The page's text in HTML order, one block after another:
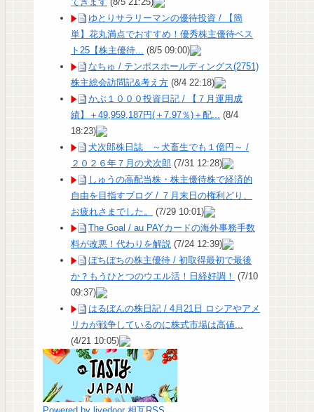
ゆとりサラリーマンの優待投資 / 【簡
単】花丸満点でおすすめ！優秀株主優待ベス
ト25【株主優待...
(8/5 09:00)
なちゅ / テンポスホールディングス(2751)
株主総会訪問記&考え方 (8/4 22:18)
かぶ１０００投資日記 / 【７月運用成
績】＋49,959,187円(＋7.97％)＋配...
(8/4
18:23)
犬次郎株日誌 ～犬畜生でも１億円～ /
２０２６年７月の犬次郎 (7/31 12:28)
しゅうの高配当株・株主優待株で経済的
自由を目指すブログ / ７月末日の権利どり、
お疲れさまでした。
(7/29 10:01)
The Goal / au PAYカードの海外事務手数
料が改悪！代わりを解説 (7/24 12:39)
ぼちぼちの株主優待 / 初取得最初で最後
か？もうひとつのウエル活！日経好調！ (7/10
09:37)
はるぼんの株日記 / 4月21日 ロシアやアメ
リカが戦争しているのに株式市場は高値...
(4/21 10:05)